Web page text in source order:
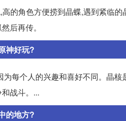
的角色方便捞到晶蝶,遇到紧临
后再传。
神好玩?
为每个人的兴趣和喜好不同。晶
战斗。...
的地方?